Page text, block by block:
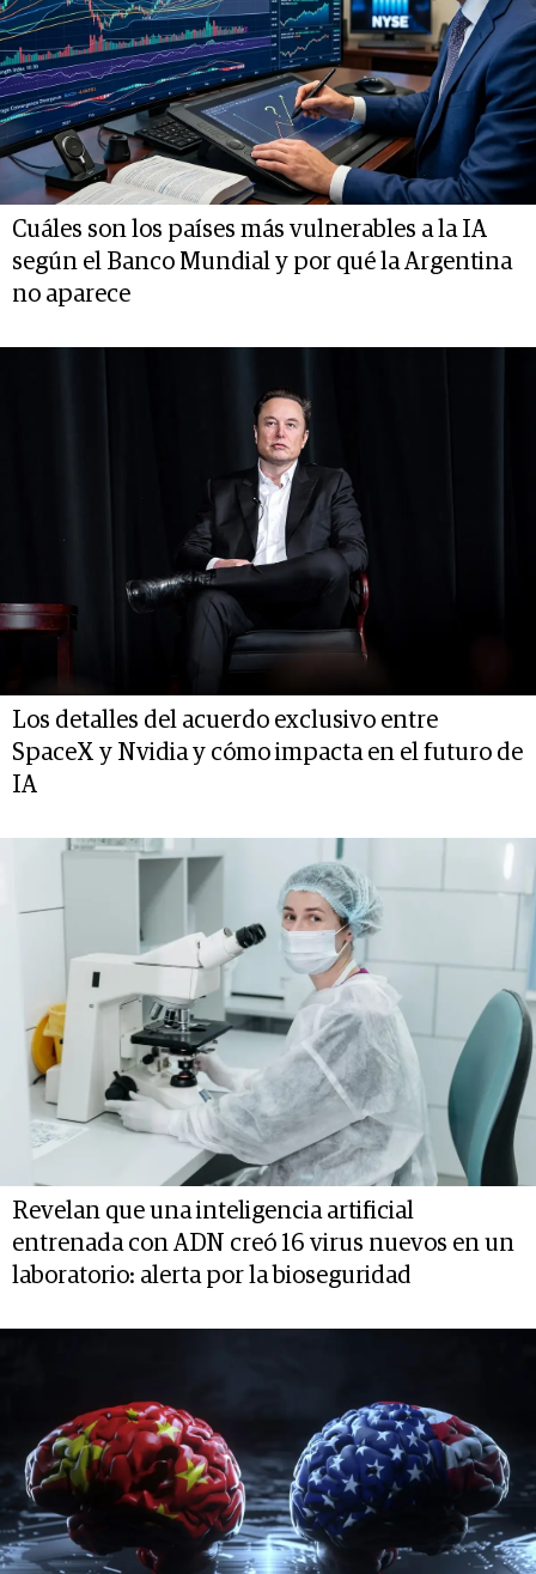
Cuáles son los países más vulnerables a la IA
según el Banco Mundial y por qué la Argentina
no aparece
Los detalles del acuerdo exclusivo entre
SpaceX y Nvidia y cómo impacta en el futuro de
IA
Revelan que una inteligencia artificial
entrenada con ADN creó 16 virus nuevos en un
laboratorio: alerta por la bioseguridad